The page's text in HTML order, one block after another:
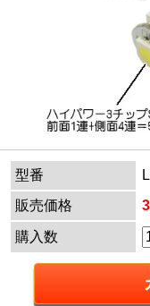
型番
販売価格
購入数